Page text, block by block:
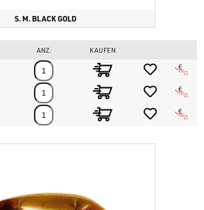
S. M. BLACK GOLD
ANZ. KAUFEN